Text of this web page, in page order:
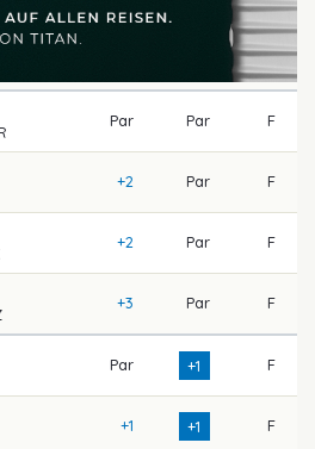
Par Par F
+2 Par F
+2 Par F
+3 Par F
Par +1 F
+1 +1 F